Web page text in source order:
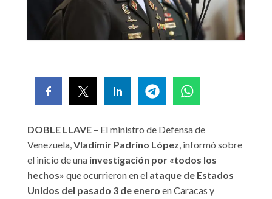
DOBLE LLAVE – El ministro de Defensa de
Venezuela,Vladimir Padrino López, informó sobre
el inicio de una investigación por «todos los
hechos» que ocurrieron en el ataque de Estados
Unidos del pasado 3 de enero en Caracas y